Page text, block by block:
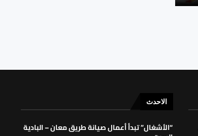
الاحدث
“الأشغال” تبدأ أعمال صيانة طريق معان – البادية